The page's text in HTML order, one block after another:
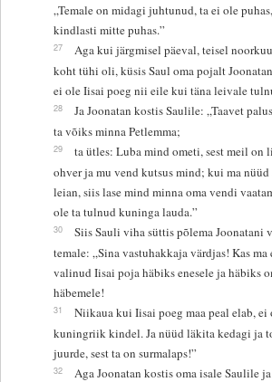
„Temale on midagi juhtunud, ta ei ole
kindlasti mitte puhas.”
27
Aga kui järgmisel päeval, teisel
koht tühi oli, küsis Saul oma pojalt
ei ole Iisai poeg nii eile kui täna leivale
28
Ja Joonatan kostis Saulile: „Taavet
ta võiks minna Petlemma;
29
ta ütles: Luba mind ometi, sest meil on
ohver ja mu vend kutsus mind; kui ma nüüd
leian, siis lase mind minna oma vendi
ole ta tulnud kuninga lauda.”
30
Siis Sauli viha süttis põlema Joonatani
temale: „Sina vastuhakkaja värdjas! Kas ma
valinud Iisai poja häbiks enesele ja häbiks
häbemele!
31
Niikaua kui Iisai poeg maa peal elab, ei
kuningriik kindel. Ja nüüd läkita kedagi ja
juurde, sest ta on surmalaps!”
32
Aga Joonatan kostis oma isale Saulile